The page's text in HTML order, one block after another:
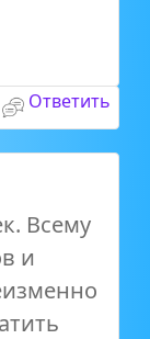
Ответить
Всему
и